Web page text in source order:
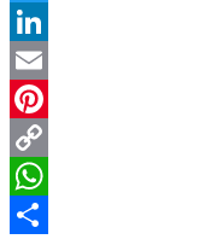
Twitter
LinkedIn
Email
Pinterest
Copy
Link
WhatsApp